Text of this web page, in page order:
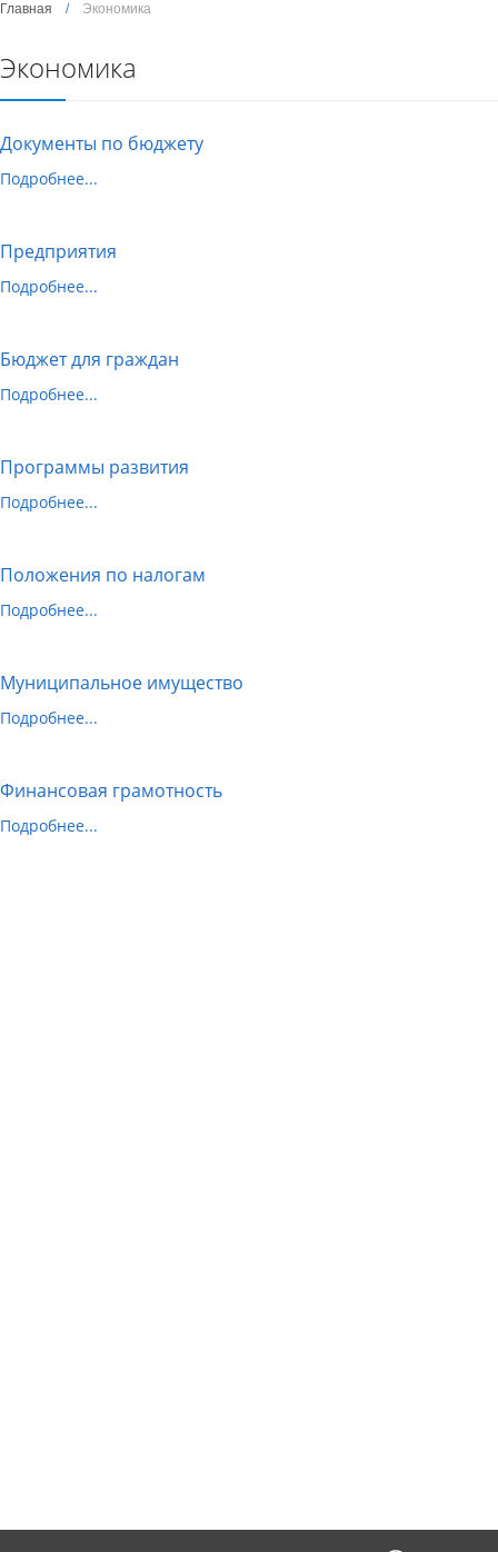
Главная / Экономика
Экономика
Документы по бюджету
Подробнее...
Предприятия
Подробнее...
Бюджет для граждан
Подробнее...
Программы развития
Подробнее...
Положения по налогам
Подробнее...
Муниципальное имущество
Подробнее...
Финансовая грамотность
Подробнее...